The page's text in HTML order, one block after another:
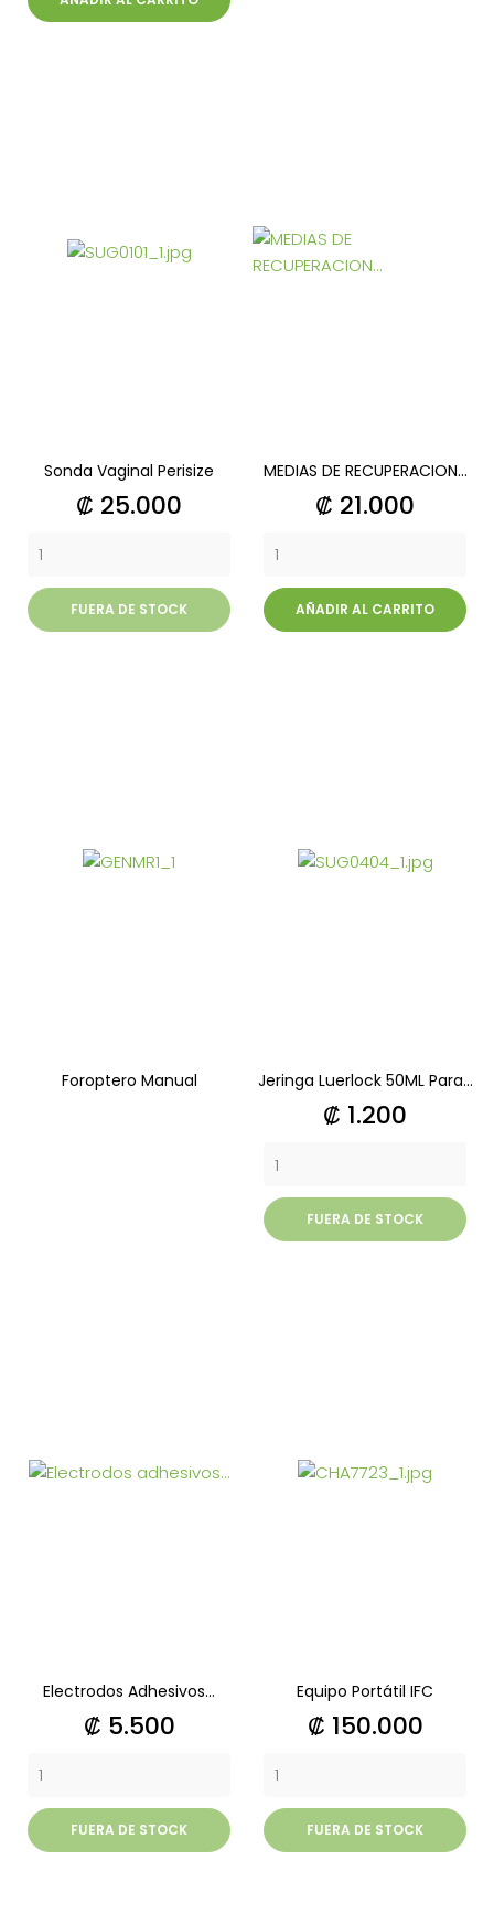
Sonda Vaginal Perisize
Precio
₡ 25.000
FUERA DE STOCK
MEDIAS DE RECUPERACION...
Precio
₡ 21.000
AÑADIR AL CARRITO
Foroptero Manual Jeringa Luerlock 50ML Para...
Precio
₡ 1.200
FUERA DE STOCK
Electrodos Adhesivos...
Precio
₡ 5.500
FUERA DE STOCK
Equipo Portátil IFC
Precio
₡ 150.000
FUERA DE STOCK